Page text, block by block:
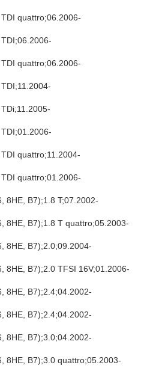
quattro;06.2006-
quattro;06.2006-
quattro;11.2004-
quattro;01.2006-
8HE, B7);1.8 T;07.2002-
8HE, B7);1.8 T quattro;05.2003-
8HE, B7);2.0;09.2004-
8HE, B7);2.0 TFSI 16V;01.2006-
8HE, B7);2.4;04.2002-
8HE, B7);2.4;04.2002-
8HE, B7);3.0;04.2002-
8HE, B7);3.0 quattro;05.2003-